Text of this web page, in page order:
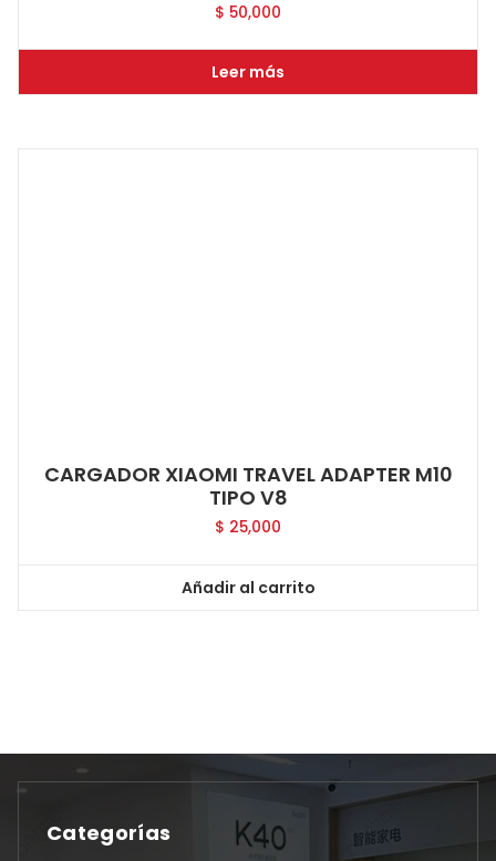
$ 50,000
Leer más
CARGADOR XIAOMI TRAVEL ADAPTER M10
TIPO V8
$ 25,000
Añadir al carrito
Categorías